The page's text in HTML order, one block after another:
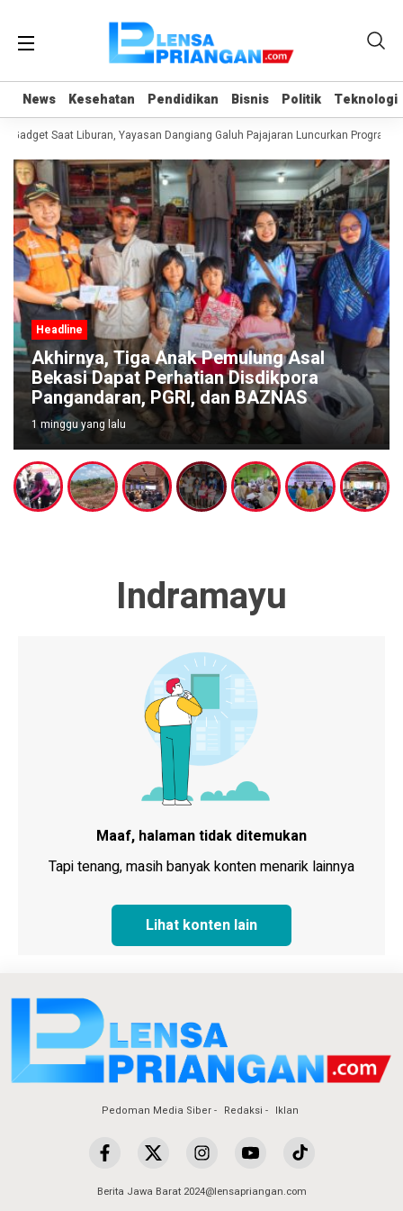
News Kesehatan Pendidikan Bisnis Politik Teknologi
News Kesehatan Pendidikan Bisnis Politik Teknologi
Gadget Saat Liburan, Yayasan Dangiang Galuh Pajajaran Luncurkan Program
Headline
Akhirnya, Tiga Anak Pemulung Asal
Bekasi Dapat Perhatian Disdikpora
Pangandaran, PGRI, dan BAZNAS
1 minggu yang lalu
Indramayu
Maaf, halaman tidak ditemukan
Tapi tenang, masih banyak konten menarik lainnya
Lihat konten lain
Pedoman Media Siber Redaksi Iklan
Berita Jawa Barat 2024@lensapriangan.com